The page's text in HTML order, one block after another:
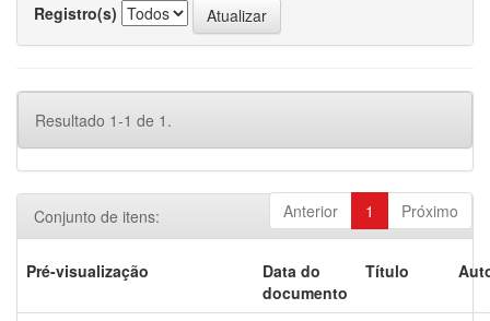
Registro(s)
Resultado 1-1 de 1.
Anterior 1 Próximo
Conjunto de itens:
Pré-visualização
Data do
documento
Título